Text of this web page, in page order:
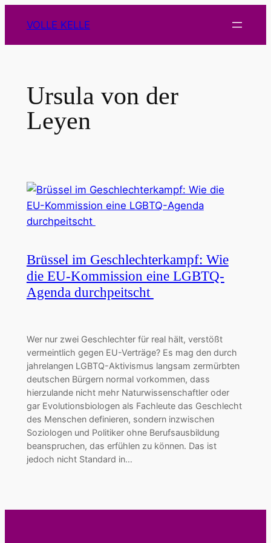
Inhalt
springen
VOLLE KELLE
Ursula von der
Leyen
Brüssel im Geschlechterkampf: Wie
die EU-Kommission eine LGBTQ-
Agenda durchpeitscht
Wer nur zwei Geschlechter für real hält, verstößt
vermeintlich gegen EU-Verträge? Es mag den durch
jahrelangen LGBTQ-Aktivismus langsam zermürbten
deutschen Bürgern normal vorkommen, dass
hierzulande nicht mehr Naturwissenschaftler oder
gar Evolutionsbiologen als Fachleute das Geschlecht
des Menschen definieren, sondern inzwischen
Soziologen und Politiker ohne Berufsausbildung
beanspruchen, das erfühlen zu können. Das ist
jedoch nicht Standard in…